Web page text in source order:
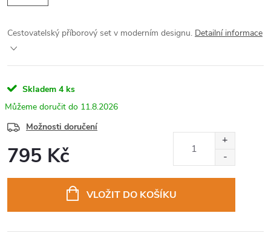
Cestovatelský příborový set v moderním designu. Detailní informace
Skladem 4 ks
11.8.2026
Možnosti doručení
795 Kč
VLOŽIT DO KOŠÍKU